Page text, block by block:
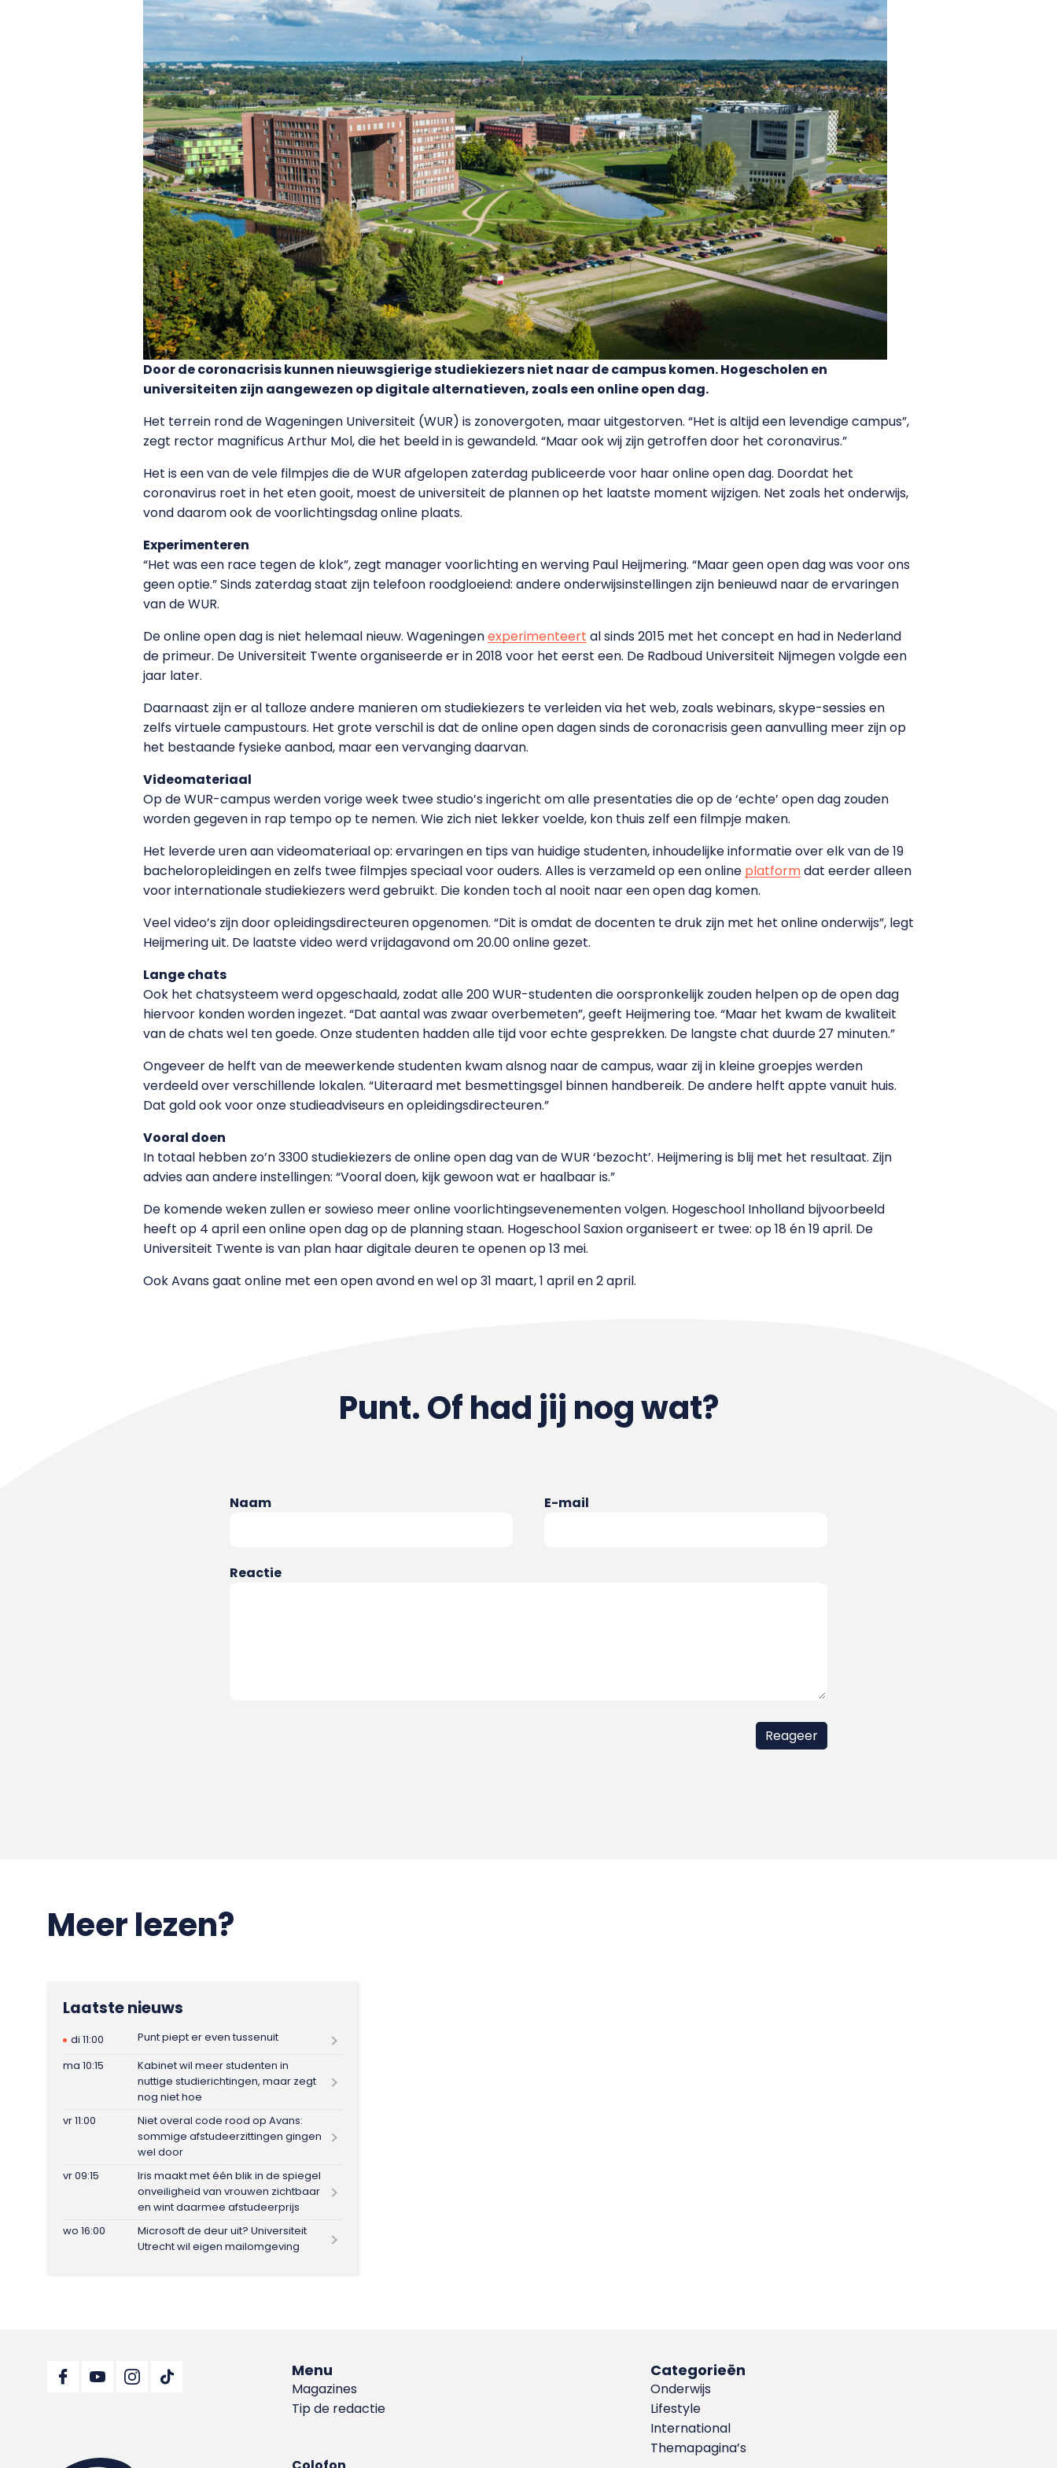
Door de coronacrisis kunnen nieuwsgierige studiekiezers niet naar de campus komen. Hogescholen en
universiteiten zijn aangewezen op digitale alternatieven, zoals een online open dag.
Het terrein rond de Wageningen Universiteit (WUR) is zonovergoten, maar uitgestorven. “Het is altijd een levendige campus”,
zegt rector magnificus Arthur Mol, die het beeld in is gewandeld. “Maar ook wij zijn getroffen door het coronavirus.”
Het is een van de vele filmpjes die de WUR afgelopen zaterdag publiceerde voor haar online open dag. Doordat het
coronavirus roet in het eten gooit, moest de universiteit de plannen op het laatste moment wijzigen. Net zoals het onderwijs,
vond daarom ook de voorlichtingsdag online plaats.
Experimenteren
“Het was een race tegen de klok”, zegt manager voorlichting en werving Paul Heijmering. “Maar geen open dag was voor ons
geen optie.” Sinds zaterdag staat zijn telefoon roodgloeiend: andere onderwijsinstellingen zijn benieuwd naar de ervaringen
van de WUR.
De online open dag is niet helemaal nieuw. Wageningenexperimenteert al sinds 2015 met het concept en had in Nederland
de primeur. De Universiteit Twente organiseerde er in 2018 voor het eerst een. De Radboud Universiteit Nijmegen volgde een
jaar later.
Daarnaast zijn er al talloze andere manieren om studiekiezers te verleiden via het web, zoals webinars, skype-sessies en
zelfs virtuele campustours. Het grote verschil is dat de online open dagen sinds de coronacrisis geen aanvulling meer zijn op
het bestaande fysieke aanbod, maar een vervanging daarvan.
Videomateriaal
Op de WUR-campus werden vorige week twee studio’s ingericht om alle presentaties die op de ‘echte’ open dag zouden
worden gegeven in rap tempo op te nemen. Wie zich niet lekker voelde, kon thuis zelf een filmpje maken.
Het leverde uren aan videomateriaal op: ervaringen en tips van huidige studenten, inhoudelijke informatie over elk van de 19
bacheloropleidingen en zelfs twee filmpjes speciaal voor ouders. Alles is verzameld op een online platformdat eerder alleen
voor internationale studiekiezers werd gebruikt. Die konden toch al nooit naar een open dag komen.
Veel video’s zijn door opleidingsdirecteuren opgenomen. “Dit is omdat de docenten te druk zijn met het online onderwijs”, legt
Heijmering uit. De laatste video werd vrijdagavond om 20.00 online gezet.
Lange chats
Ook het chatsysteem werd opgeschaald, zodat alle 200 WUR-studenten die oorspronkelijk zouden helpen op de open dag
hiervoor konden worden ingezet. “Dat aantal was zwaar overbemeten”, geeft Heijmering toe. “Maar het kwam de kwaliteit
van de chats wel ten goede. Onze studenten hadden alle tijd voor echte gesprekken. De langste chat duurde 27 minuten.”
Ongeveer de helft van de meewerkende studenten kwam alsnog naar de campus, waar zij in kleine groepjes werden
verdeeld over verschillende lokalen. “Uiteraard met besmettingsgel binnen handbereik. De andere helft appte vanuit huis.
Dat gold ook voor onze studieadviseurs en opleidingsdirecteuren.”
Vooral doen
In totaal hebben zo’n 3300 studiekiezers de online open dag van de WUR ‘bezocht’. Heijmering is blij met het resultaat. Zijn
advies aan andere instellingen: “Vooral doen, kijk gewoon wat er haalbaar is.”
De komende weken zullen er sowieso meer online voorlichtingsevenementen volgen. Hogeschool Inholland bijvoorbeeld
heeft op 4 april een online open dag op de planning staan. Hogeschool Saxion organiseert er twee: op 18 én 19 april. De
Universiteit Twente is van plan haar digitale deuren te openen op 13 mei.
Ook Avans gaat online met een open avond en wel op 31 maart, 1 april en 2 april.
Punt. Of had jij nog wat?
Naam E-mail
Reactie
Meer lezen?
Laatste nieuws
di 11:00
Punt piept er even tussenuit
ma 10:15
Kabinet wil meer studenten in
nuttige studierichtingen, maar zegt
nog niet hoe
vr 11:00
Niet overal code rood op Avans:
sommige afstudeerzittingen gingen
wel door
vr 09:15
Iris maakt met één blik in de spiegel
onveiligheid van vrouwen zichtbaar
en wint daarmee afstudeerprijs
wo 16:00
Microsoft de deur uit? Universiteit
Utrecht wil eigen mailomgeving
Menu
Magazines
Tip de redactie
Categorieën
Onderwijs
Lifestyle
International
Themapagina’s